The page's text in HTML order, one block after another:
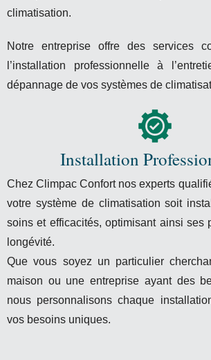
climatisation.
Notre entreprise offre des services
l’installation professionnelle à
dépannage de vos systèmes de
Installation
Chez Climpac Confort nos experts
votre système de climatisation soit
soins et efficacités, optimisant ainsi ses
longévité.
Que vous soyez un particulier
maison ou une entreprise ayant des
nous personnalisons chaque
vos besoins uniques.